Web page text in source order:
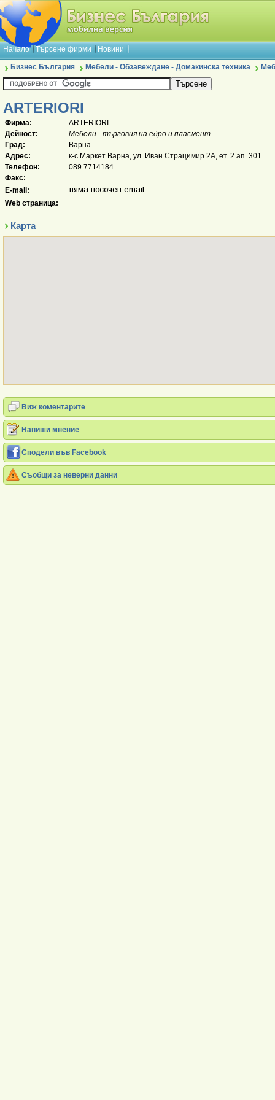
Начало Търсене фирми Новини
Бизнес България Мебели - Обзавеждане - Домакинска техника
ARTERIORI
Фирма:
ARTERIORI
Дейност:
Мебели - търговия на едро и пласмент
Град:
Варна
Адрес:
к-с Маркет Варна, ул. Иван Страцимир 2А, ет. 2 ап. 301
Телефон:
089 7714184
Факс:
E-mail:
Web страница:
Карта
Виж коментарите
Напиши мнение
Сподели във Facebook
Съобщи за неверни данни